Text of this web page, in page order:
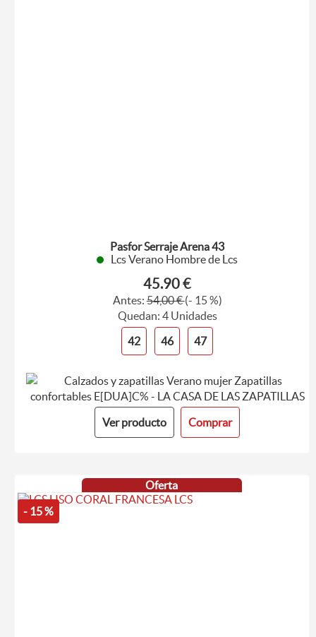
Pasfor Serraje Arena 43
Lcs Verano Hombre de Lcs
45.90 €
Antes:54,00 €(- 15 %)
Quedan: 4 Unidades
42
46 47
Ver producto Comprar
Oferta
- 15 %